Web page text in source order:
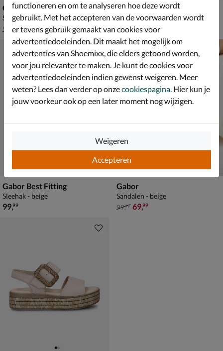
Gabor
Sandalen - beige
van € 99,99 voor € 69,99
99 99 69, 99
Gabor Best Fitting
Sandalen - goud
€ 99,99
99,99
Gabor Best Fitting
Sleehak - beige
€ 99,99
99,99
Gabor
Sandalen - beige
van € 99,99 voor € 69,99
99,99 69,99
functioneren en om te analyseren hoe deze wordt
gebruikt. Met het accepteren van de voorwaarden wordt
er tevens gebruik gemaakt van cookies voor
advertentiedoeleinden. Dit maakt het mogelijk om
advertenties van Shoemixx, die elders getoond worden,
voor jou relevanter te maken. Je kunt de cookies voor
advertentiedoeleinden indien gewenst weigeren. Meer
weten? Lees dan verder op onzecookiespagina. Hier kun je
jouw voorkeur ook op een later moment nog wijzigen.
Accepteren
Weigeren